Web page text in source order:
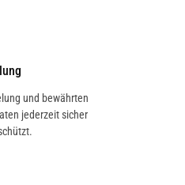
und bewährten
jederzeit sicher